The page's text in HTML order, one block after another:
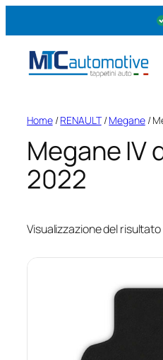
Home/RENAULT/Megane/
Megane IV
2022
Visualizzazione del risultato